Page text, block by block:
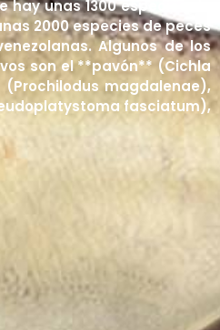
Líquenes
Manglares
Matorrales
Páramos
Sabanas
sesión
unas 1300 especies de
2000 especies de peces
Algunos de los
son el **pavón** (Cichla
magdalenae),
fasciatum),